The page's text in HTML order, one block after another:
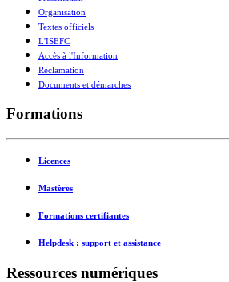
Organisation
Textes officiels
L'ISEFC
Accès à l'Information
Réclamation
Documents et démarches
Formations
Licences
Mastères
Formations certifiantes
Helpdesk : support et assistance
Ressources numériques